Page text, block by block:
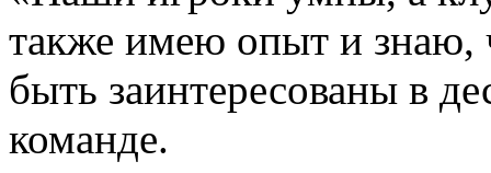
также имею опыт и знаю,
быть заинтересованы в
команде.